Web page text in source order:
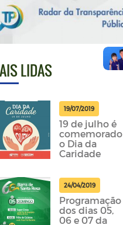
LIDAS
19/07/2019
19 de julho é
comemorado
o Dia da
Caridade
24/04/2019
Programação
dos dias 05,
06 e 07 da